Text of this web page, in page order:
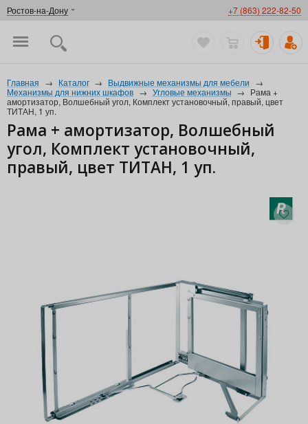
Ростов-на-Дону +7 (863) 222-82-50
Главная → Каталог → Выдвижные механизмы для мебели →
Механизмы для нижних шкафов → Угловые механизмы → Рама +
амортизатор, Волшебный угол, Комплект установочный, правый, цвет
ТИТАН, 1 уп.
Рама + амортизатор, Волшебный
угол, Комплект установочный,
правый, цвет ТИТАН, 1 уп.